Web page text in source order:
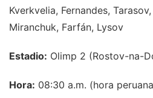
Kverkvelia, Fernandes,
Miranchuk, Farfán, Lysov
Estadio: Olimp 2 (Rostov-na-
Hora: 08:30 a.m. (hora